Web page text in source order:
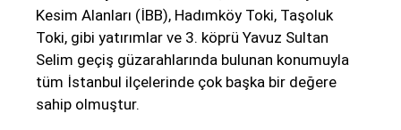
Kesim Alanları (İBB), Hadımköy Toki, Taşoluk
Toki, gibi yatırımlar ve 3. köprü Yavuz Sultan
Selim geçiş güzarahlarında bulunan konumuyla
tüm İstanbul ilçelerinde çok başka bir değere
sahip olmuştur.